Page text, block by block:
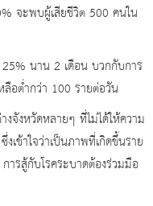
พบผู้เสียชีวิต 500 คนใน
นาน 2 เดือน บวกกับการ
ลือต่ำกว่า 100 รายต่อวัน
หวัดหลายๆ ที่ไม่ได้ให้ความ
เข้าใจว่าเป็นภาพที่เกิดขึ้นราย
รสู้กับโรคระบาดต้องร่วมมือ